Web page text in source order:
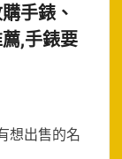
手錶、
,手錶要
想出售的名